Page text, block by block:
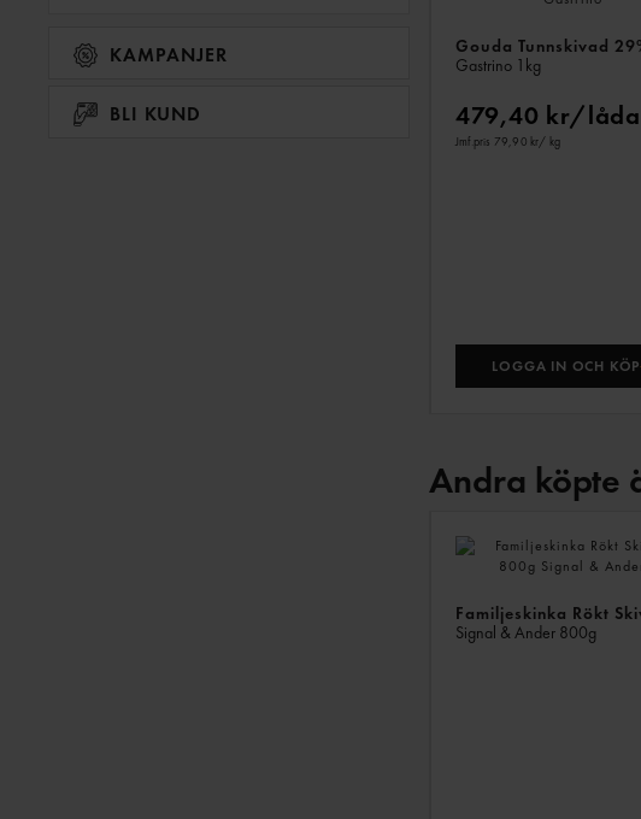
KAMPANJER
BLI KUND
Gouda Tunnskivad
Gastrino 1kg
479,40 kr/låda
Jmf.pris 79,90 kr/ kg
LOGGA IN OCH KÖP
Andra köpte
Familjeskinka Rökt
Signal & Ander 800g